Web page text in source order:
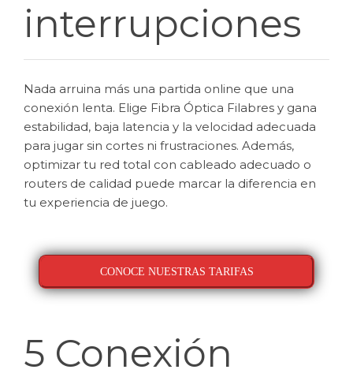
interrupciones
Nada arruina más una partida online que una
conexión lenta. Elige Fibra Óptica Filabres y gana
estabilidad, baja latencia y la velocidad adecuada
para jugar sin cortes ni frustraciones. Además,
optimizar tu red total con cableado adecuado o
routers de calidad puede marcar la diferencia en
tu experiencia de juego.
CONOCE NUESTRAS TARIFAS
5 Conexión